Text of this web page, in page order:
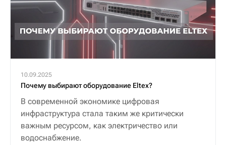
10.09.2025
Почему выбирают оборудование Eltex?
В современной экономике цифровая
инфраструктура стала таким же критически
важным ресурсом, как электричество или
водоснабжение.